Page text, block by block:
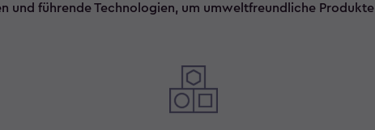
und führende Technologien, um umweltfreundliche